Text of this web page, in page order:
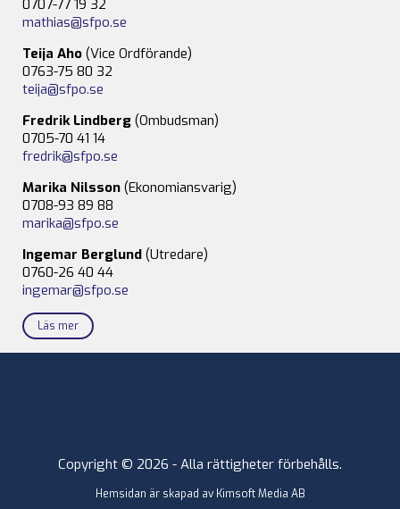
0707-77 19 32
mathias@sfpo.se
Teija Aho (Vice Ordförande)
0763-75 80 32
teija@sfpo.se
Fredrik Lindberg (Ombudsman)
0705-70 41 14
fredrik@sfpo.se
Marika Nilsson (Ekonomiansvarig)
0708-93 89 88
marika@sfpo.se
Ingemar Berglund (Utredare)
0760-26 40 44
ingemar@sfpo.se
Läs mer
Copyright © 2026 - Alla rättigheter förbehålls.
Hemsidan är skapad av Kimsoft Media AB